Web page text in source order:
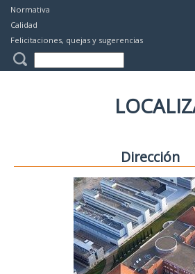
Normativa
Calidad
Felicitaciones, quejas y sugerencias
Dirección